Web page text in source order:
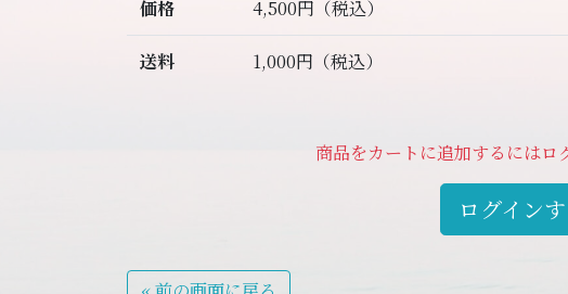
ナタネなどマグバームに含まれる材料
す。
心・安全を最も重視。
マグバームはこんなお悩みを持つ方にご
価格 4,500円（税込）
送料 1,000円（税込）
商品をカートに追加するにはロ
ログイン